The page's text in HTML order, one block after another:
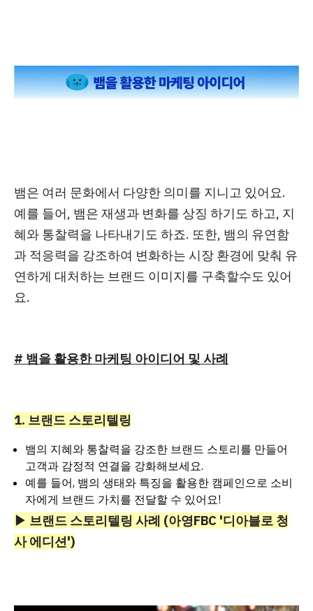
뱀은 여러 문화에서 다양한 의미를 지니고 있어요.
예를 들어, 뱀은 재생과 변화를 상징 하기도 하고, 지
혜와 통찰력을 나타내기도 하죠. 또한, 뱀의 유연함
과 적응력을 강조하여 변화하는 시장 환경에 맞춰 유
연하게 대처하는 브랜드 이미지를 구축할수도 있어
요.
# 뱀을 활용한 마케팅 아이디어 및 사례
1. 브랜드 스토리텔링
뱀의 지혜와 통찰력을 강조한 브랜드 스토리를 만들어
고객과 감정적 연결을 강화해보세요.
예를 들어, 뱀의 생태와 특징을 활용한 캠페인으로 소비
자에게 브랜드 가치를 전달할 수 있어요!
▶ 브랜드 스토리텔링 사례 (아영FBC '디아블로 청
사 에디션')